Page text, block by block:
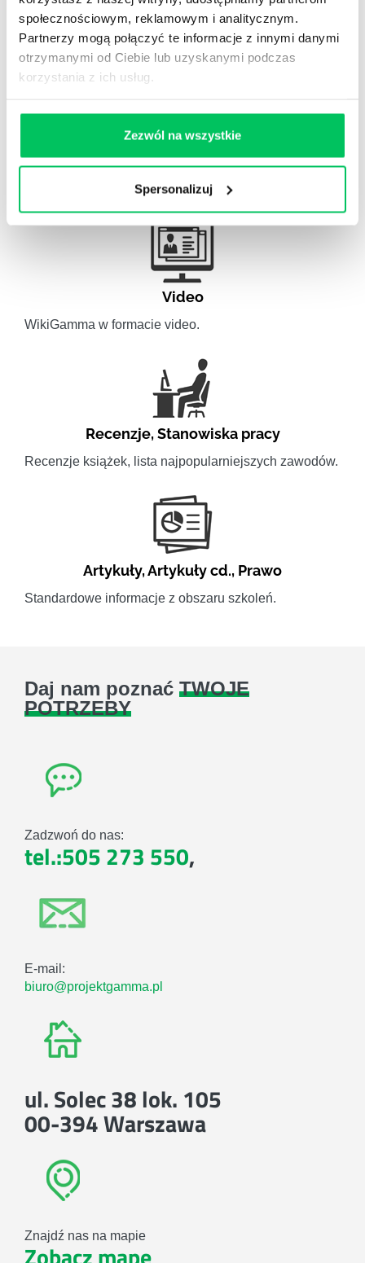
społecznościowym, reklamowym i analitycznym.
Partnerzy mogą połączyć te informacje z innymi danymi
otrzymanymi od Ciebie lub uzyskanymi podczas
korzystania z ich usług.
Zezwól na wszystkie
Spersonalizuj
Odpowiedzi na często pojawiające się pytania z
obszaru HR.
Artykuły eksperckie
Artykuły związane ze szkoleniami eksperckimi.
Video
WikiGamma w formacie video.
Recenzje,Stanowiska pracy
Recenzje książek, lista najpopularniejszych zawodów.
Artykuły,Artykuły cd., Prawo
Standardowe informacje z obszaru szkoleń.
Daj nam poznać TWOJE
POTRZEBY
Zadzwoń do nas:
tel.:505 273 550,
E-mail:
biuro@projektgamma.pl
ul. Solec 38 lok. 105
00-394 Warszawa
Znajdź nas na mapie